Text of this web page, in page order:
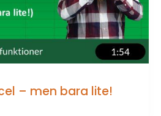
– men bara lite!